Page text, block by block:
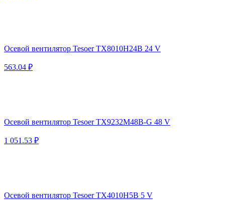
Осевой вентилятор Tesoer TX8010H24B 24 V
563.04 ₽
Осевой вентилятор Tesoer TX9232M48B-G 48 V
1 051.53 ₽
Осевой вентилятор Tesoer TX4010H5B 5 V